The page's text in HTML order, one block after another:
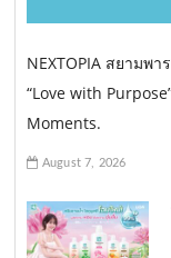
NEXTOPIA สยามพ
“Love with
Moments.
August 7, 2026